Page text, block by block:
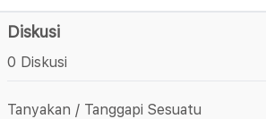
Diskusi
0 Diskusi
Tanyakan / Tanggapi Sesuatu